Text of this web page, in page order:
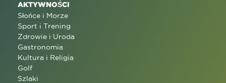
AKTYWNOŚCI
Słońce i Morze
Sport i Trening
Zdrowie i Uroda
Gastronomia
Kultura i Religia
Golf
Szlaki